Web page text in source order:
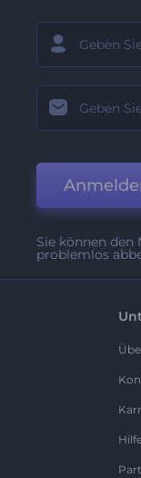
Sie können den
problemlos